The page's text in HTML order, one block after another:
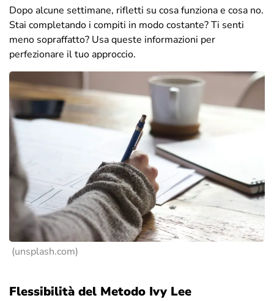
Dopo alcune settimane, rifletti su cosa funziona e cosa no.
Stai completando i compiti in modo costante? Ti senti
meno sopraffatto? Usa queste informazioni per
perfezionare il tuo approccio.
(unsplash.com)
Flessibilità del Metodo Ivy Lee